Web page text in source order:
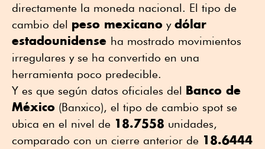
directamente la moneda nacional. El tipo de
cambio del peso mexicano y dólar
estadounidense ha mostrado movimientos
irregulares y se ha convertido en una
herramienta poco predecible.
Y es que según datos oficiales del Banco de
México (Banxico), el tipo de cambio spot se
ubica en el nivel de 18.7558 unidades,
comparado con un cierre anterior de 18.6444